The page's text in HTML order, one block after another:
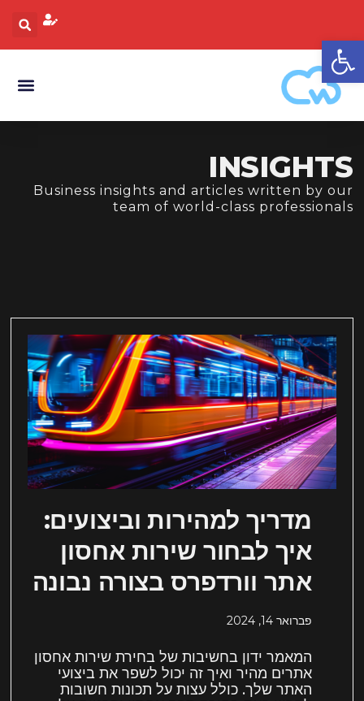
פתח סרגל נגישות
INSIGHTS
Business insights and articles written by our
team of world-class professionals
מדריך למהירות וביצועים:
איך לבחור שירות אחסון
אתר וורדפרס בצורה נבונה
פברואר 14, 2024
המאמר ידון בחשיבות של בחירת שירות אחסון
אתרים מהיר ואיך זה יכול לשפר את ביצועי
האתר שלך. כולל עצות על תכונות חשובות